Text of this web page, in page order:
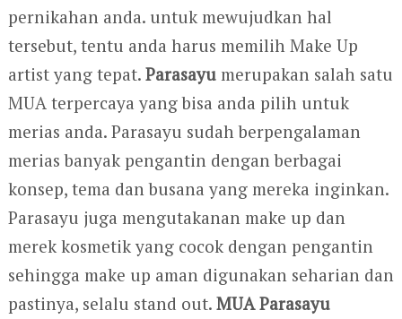
pernikahan anda. untuk mewujudkan hal
tersebut, tentu anda harus memilih Make Up
artist yang tepat. Parasayumerupakan salah satu
MUA terpercaya yang bisa anda pilih untuk
merias anda. Parasayu sudah berpengalaman
merias banyak pengantin dengan berbagai
konsep, tema dan busana yang mereka inginkan.
Parasayu juga mengutakanan make up dan
merek kosmetik yang cocok dengan pengantin
sehingga make up aman digunakan seharian dan
pastinya, selalu stand out. MUA Parasayu